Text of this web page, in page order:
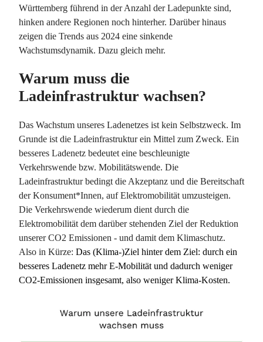
Württemberg führend in der Anzahl der Ladepunkte sind,
hinken andere Regionen noch hinterher. Darüber hinaus
zeigen die Trends aus 2024 eine sinkende
Wachstumsdynamik. Dazu gleich mehr.
Warum muss die
Ladeinfrastruktur wachsen?
Das Wachstum unseres Ladenetzes ist kein Selbstzweck. Im
Grunde ist die Ladeinfrastruktur ein Mittel zum Zweck. Ein
besseres Ladenetz bedeutet eine beschleunigte
Verkehrswende bzw. Mobilitätswende. Die
Ladeinfrastruktur bedingt die Akzeptanz und die Bereitschaft
der Konsument*Innen, auf Elektromobilität umzusteigen.
Die Verkehrswende wiederum dient durch die
Elektromobilität dem darüber stehenden Ziel der Reduktion
unserer CO2 Emissionen - und damit dem Klimaschutz.
Also in Kürze: Das (Klima-)Ziel hinter dem Ziel: durch ein
besseres Ladenetz mehr E-Mobilität und dadurch weniger
CO2-Emissionen insgesamt, also weniger Klima-Kosten.